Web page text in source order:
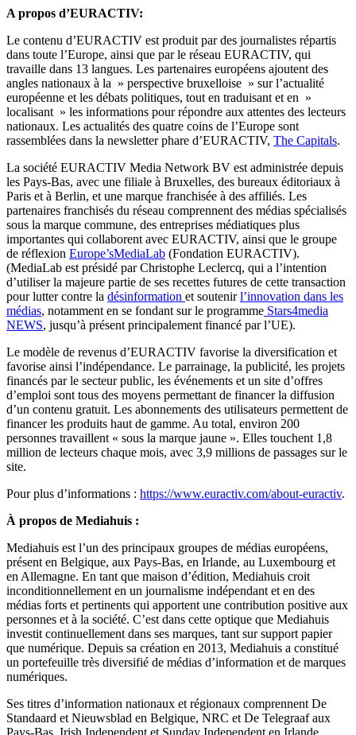
A propos d’EURACTIV:
Le contenu d’EURACTIV est produit par des journalistes répartis
dans toute l’Europe, ainsi que par le réseau EURACTIV, qui
travaille dans 13 langues. Les partenaires européens ajoutent des
angles nationaux à la » perspective bruxelloise » sur l’actualité
européenne et les débats politiques, tout en traduisant et en »
localisant » les informations pour répondre aux attentes des lecteurs
nationaux. Les actualités des quatre coins de l’Europe sont
rassemblées dans la newsletter phare d’EURACTIV, The Capitals.
La société EURACTIV Media Network BV est administrée depuis
les Pays-Bas, avec une filiale à Bruxelles, des bureaux éditoriaux à
Paris et à Berlin, et une marque franchisée à des affiliés. Les
partenaires franchisés du réseau comprennent des médias spécialisés
sous la marque commune, des entreprises médiatiques plus
importantes qui collaborent avec EURACTIV, ainsi que le groupe
de réflexion Europe’sMediaLab (Fondation EURACTIV).
(MediaLab est présidé par Christophe Leclercq, qui a l’intention
d’utiliser la majeure partie de ses recettes futures de cette transaction
pour lutter contre la désinformation et soutenirl’innovation dans les
médias, notamment en se fondant sur le programme Stars4media
NEWS, jusqu’à présent principalement financé par l’UE).
Le modèle de revenus d’EURACTIV favorise la diversification et
favorise ainsi l’indépendance. Le parrainage, la publicité, les projets
financés par le secteur public, les événements et un site d’offres
d’emploi sont tous des moyens permettant de financer la diffusion
d’un contenu gratuit. Les abonnements des utilisateurs permettent de
financer les produits haut de gamme. Au total, environ 200
personnes travaillent « sous la marque jaune ». Elles touchent 1,8
million de lecteurs chaque mois, avec 3,9 millions de passages sur le
site.
Pour plus d’informations : https://www.euractiv.com/about-euractiv.
À propos de Mediahuis :
Mediahuis est l’un des principaux groupes de médias européens,
présent en Belgique, aux Pays-Bas, en Irlande, au Luxembourg et
en Allemagne. En tant que maison d’édition, Mediahuis croit
inconditionnellement en un journalisme indépendant et en des
médias forts et pertinents qui apportent une contribution positive aux
personnes et à la société. C’est dans cette optique que Mediahuis
investit continuellement dans ses marques, tant sur support papier
que numérique. Depuis sa création en 2013, Mediahuis a constitué
un portefeuille très diversifié de médias d’information et de marques
numériques.
Ses titres d’information nationaux et régionaux comprennent De
Standaard et Nieuwsblad en Belgique, NRC et De Telegraaf aux
Pays-Bas, Irish Independent et Sunday Independent en Irlande,